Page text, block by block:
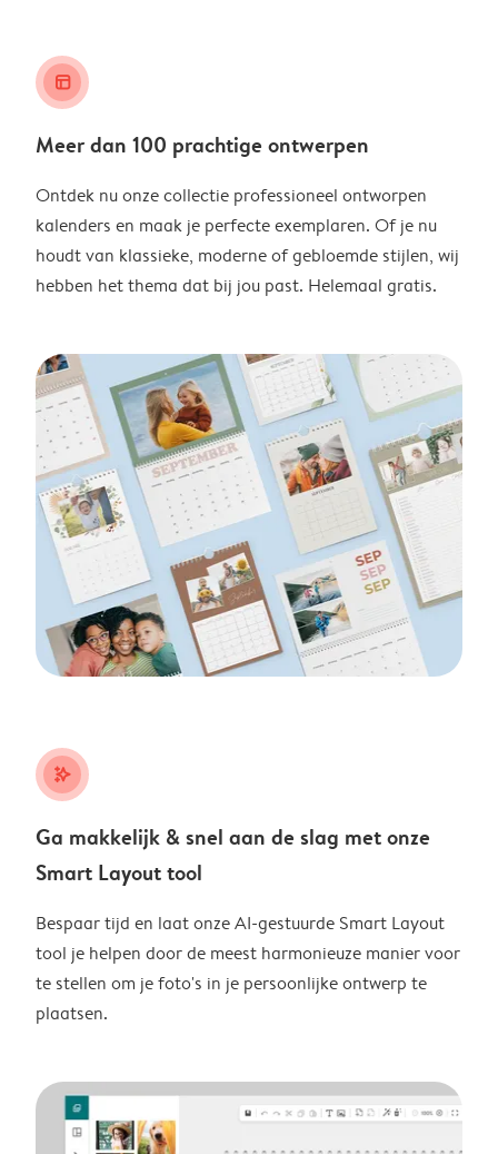
layout_alt
Meer dan 100 prachtige ontwerpen
Ontdek nu onze collectie professioneel ontworpen
kalenders en maak je perfecte exemplaren. Of je nu
houdt van klassieke, moderne of gebloemde stijlen, wij
hebben het thema dat bij jou past. Helemaal gratis.
stars_plus
Ga makkelijk & snel aan de slag met onze
Smart Layout tool
Bespaar tijd en laat onze AI-gestuurde Smart Layout
tool je helpen door de meest harmonieuze manier voor
te stellen om je foto's in je persoonlijke ontwerp te
plaatsen.